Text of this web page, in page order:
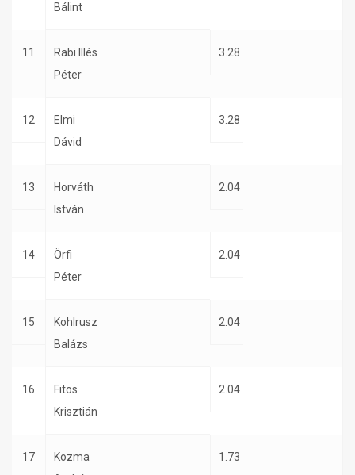
Bálint
11
Rabi Illés
Péter
3.28
12
Elmi
Dávid
3.28
13
Horváth
István
2.04
14
Örfi
Péter
2.04
15
Kohlrusz
Balázs
2.04
16
Fitos
Krisztián
2.04
17
Kozma
1.73